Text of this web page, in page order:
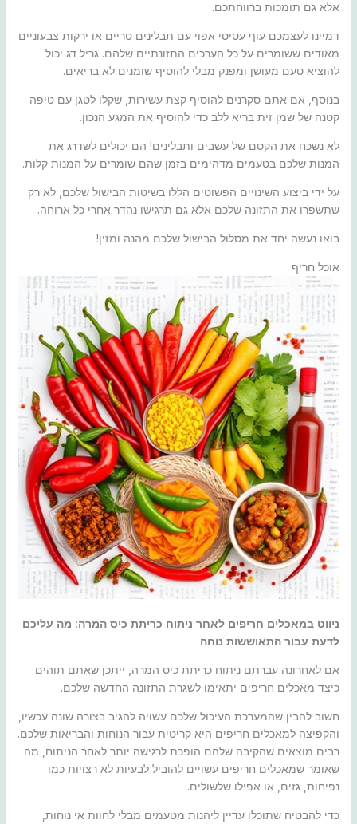
אלא גם תומכות ברווחתכם.
דמיינו לעצמכם עוף עסיסי אפוי עם תבלינים טריים או ירקות צבעוניים
מאודים ששומרים על כל הערכים התזונתיים שלהם. גריל דג יכול
להוציא טעם מעושן ומפנק מבלי להוסיף שומנים לא בריאים.
בנוסף, אם אתם סקרנים להוסיף קצת עשירות, שקלו לטגן עם טיפה
קטנה של שמן זית בריא ללב כדי להוסיף את המגע הנכון.
לא נשכח את הקסם של עשבים ותבלינים! הם יכולים לשדרג את
המנות שלכם בטעמים מדהימים בזמן שהם שומרים על המנות קלות.
על ידי ביצוע השינויים הפשוטים הללו בשיטות הבישול שלכם, לא רק
שתשפרו את התזונה שלכם אלא גם תרגישו נהדר אחרי כל ארוחה.
בואו נעשה יחד את מסלול הבישול שלכם מהנה ומזין!
אוכל חריף
ניווט במאכלים חריפים לאחר ניתוח כריתת כיס המרה: מה עליכם
לדעת עבור התאוששות נוחה
אם לאחרונה עברתם ניתוח כריתת כיס המרה, ייתכן שאתם תוהים
כיצד מאכלים חריפים יתאימו לשגרת התזונה החדשה שלכם.
חשוב להבין שהמערכת העיכול שלכם עשויה להגיב בצורה שונה עכשיו,
והקפיצה למאכלים חריפים היא קריטית עבור הנוחות והבריאות שלכם.
רבים מוצאים שהקיבה שלהם הופכת לרגישה יותר לאחר הניתוח, מה
שאומר שמאכלים חריפים עשויים להוביל לבעיות לא רצויות כמו
נפיחות, גזים, או אפילו שלשולים.
כדי להבטיח שתוכלו עדיין ליהנות מטעמים מבלי לחוות אי נוחות,